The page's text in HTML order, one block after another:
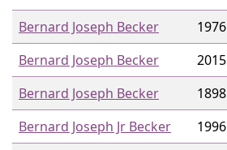
Bernard Joseph Becker
1976
Bernard Joseph Becker
2015
Bernard Joseph Becker
1898
Bernard Joseph Jr Becker
1996